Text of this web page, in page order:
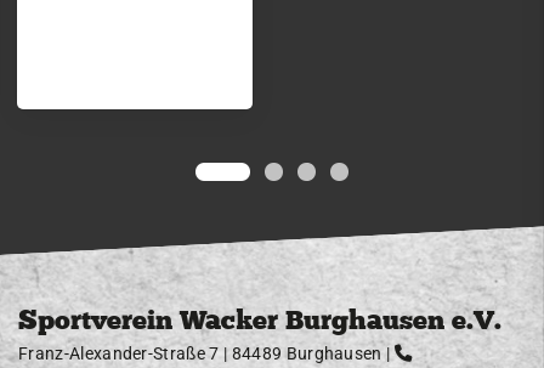
Sportverein Wacker Burghausen e.V.
Franz-Alexander-Straße 7 | 84489 Burghausen |